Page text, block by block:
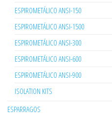
ESPIROMETÁLICO ANSI-150
ESPIROMETÁLICO ANSI-1500
ESPIROMETÁLICO ANSI-300
ESPIROMETÁLICO ANSI-600
ESPIROMETÁLICO ANSI-900
ISOLATION KITS
ESPARRAGOS